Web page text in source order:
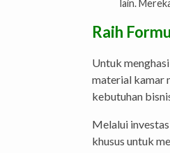
lain.
Raih
Untuk
material kamar
kebutuhan
Melalui
khusus untuk